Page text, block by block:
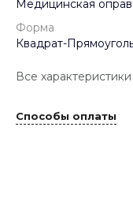
Медицинская
Форма
Квадрат-
Все характеристики
Способы оплаты